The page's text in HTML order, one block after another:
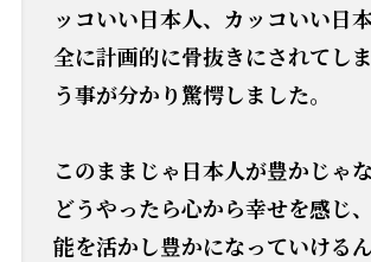
ッコいい日本人、カッコいい日
全に計画的に骨抜きにされてし
う事が分かり驚愕しました。
このままじゃ日本人が豊かじゃな
どうやったら心から幸せを感じ
能を活かし豊かになっていける